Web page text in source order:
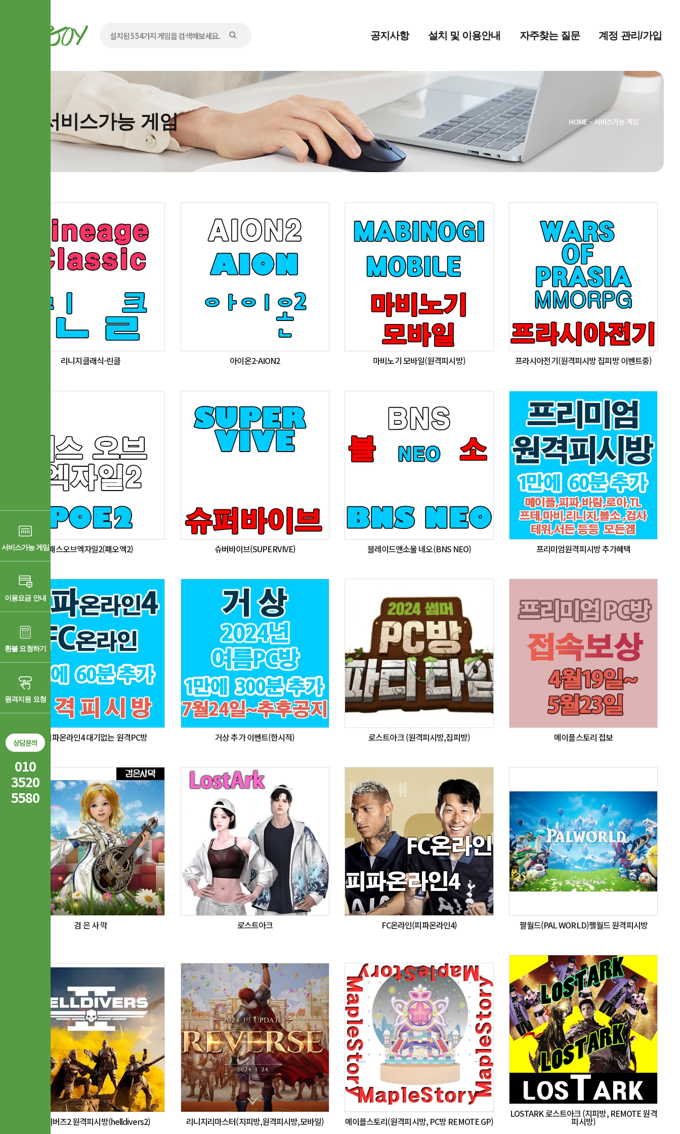
공지사항 설치 및 이용안내 자주찾는 질문 계정 관리/가입
서비스가능 게임 HOME - 서비스가능 게임
리니지클래식-린클 아이온2-AION2 마비노기 모바일(원격피시방) 프라시아전기(원격피시방 집피방 이벤트중)
패스오브엑자일2(패오엑2) 슈버바이브(SUPERVIVE) 블레이드앤소울 네오(BNS NEO) 프리미엄원격피시방 추가혜택
FC 피파온라인4 대기없는 원격PC방 거상 추가 이벤트(한시적) 로스트아크 (원격피시방,집피방) 메이플스토리 접보
검 은 사 막 로스트아크 FC온라인(피파온라인4) 팔월드(PAL WORLD)팰월드 원격피시방
헬다이버즈2 원격피시방(helldivers2) 리니지리마스터(지피방,원격피시방,모바일) 메이플스토리(원격피시방, PC방 REMOTE GP)
LOSTARK 로스트아크 (지피방, REMOTE 원격
피시방)
서비스가능 게임
이용요금 안내
환불 요청하기
원격지원 요청
상담문의
010
3520
5580